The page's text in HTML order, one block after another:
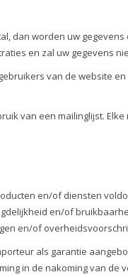
dan worden uw
en zal uw gegevens
van de website
van een mailinglijst.
en/of diensten
en/of
en/of
als garantie
in de nakoming van